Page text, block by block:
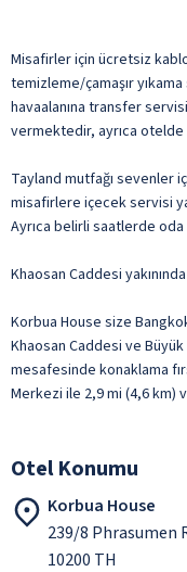
Misafirler için ücretsiz
temizleme/çamaşır
havaalanına transfer
vermektedir, ayrıca
Tayland mutfağı sevenler
misafirlere içecek servisi
Ayrıca belirli saatlerde
Khaosan Caddesi yakınında
Korbua House size
Khaosan Caddesi ve
mesafesinde konaklama
Merkezi ile 2,9 mi (4,6 km)
Otel Konumu
Korbua House
239/8 Phrasumen
10200 TH